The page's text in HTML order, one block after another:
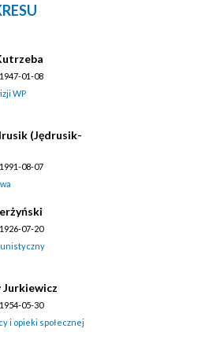
01-08
WP
(Jędrusik-
08-07
07-20
Jurkiewicz
05-30
i opieki społecznej